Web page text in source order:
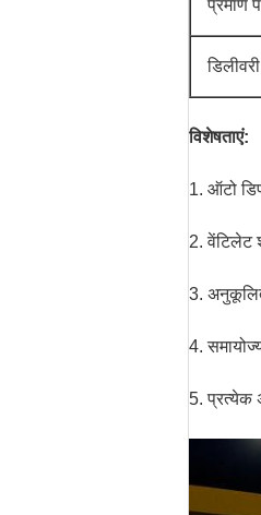
प्रमाण
विशेषताएं:
1. ऑटो
2. वेंटिलेट
3.
4.
5. प्रत्येक